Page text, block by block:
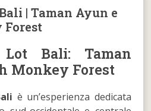
| Taman Ayun e
Forest
Bali: Taman
Monkey Forest
è un’esperienza dedicata